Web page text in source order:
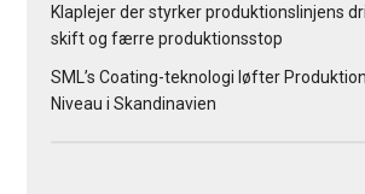
Klaplejer der styrker produktionslinjens
skift og færre produktionsstop
SML’s Coating-teknologi løfter
Niveau i Skandinavien